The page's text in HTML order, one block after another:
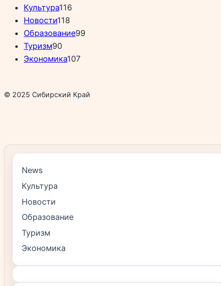
Культура116
Новости118
Образование99
Туризм90
Экономика107
© 2025 Сибирский Край
News
Культура
Новости
Образование
Туризм
Экономика